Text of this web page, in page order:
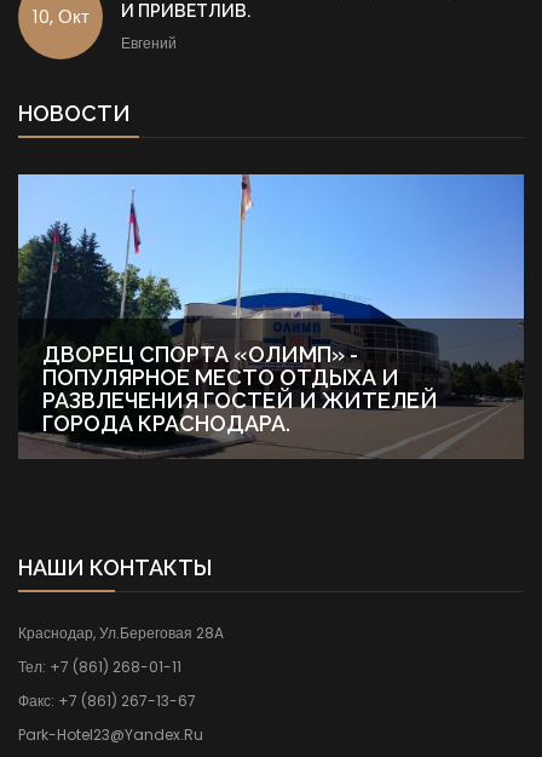
10, Окт
И ПРИВЕТЛИВ.
Евгений
НОВОСТИ
ДВОРЕЦ СПОРТА «ОЛИМП» -
ПОПУЛЯРНОЕ МЕСТО ОТДЫХА И
РАЗВЛЕЧЕНИЯ ГОСТЕЙ И ЖИТЕЛЕЙ
ГОРОДА КРАСНОДАРА.
НАШИ КОНТАКТЫ
Краснодар, Ул.Береговая 28A
Тел: +7 (861) 268-01-11
Факс: +7 (861) 267-13-67
Park-Hotel23@yandex.ru